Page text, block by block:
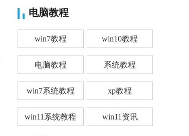
电脑教程
win7教程 win10教程
电脑教程 系统教程
win7系统教程 xp教程
win11系统教程 win11资讯